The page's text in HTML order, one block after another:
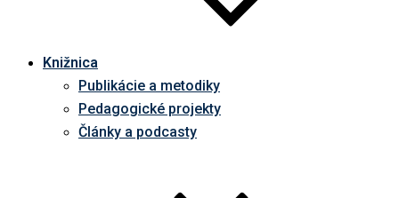
Knižnica
Publikácie a metodiky
Pedagogické projekty
Články a podcasty